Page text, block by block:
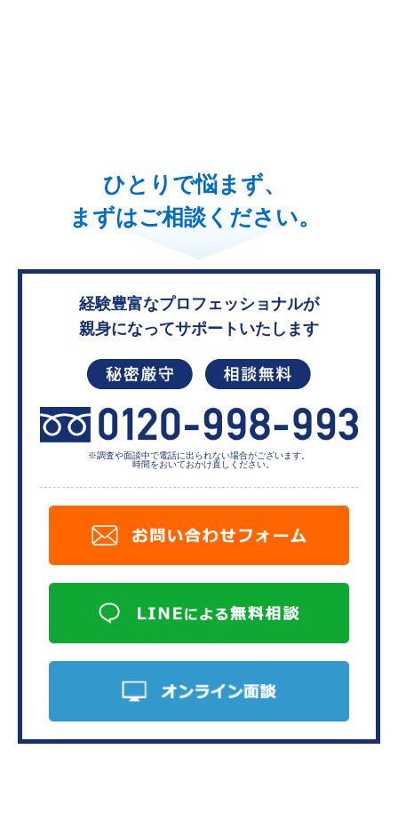
ひとりで悩まず、
まずはご相談ください。
経験豊富なプロフェッショナルが
親身になってサポートいたします
※調査や面談中で電話に出られない場合がございます。
時間をおいておかけ直しください。